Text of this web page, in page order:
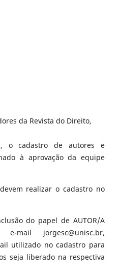
da Revista do Direito,
o cadastro de autores e
à aprovação da equipe
realizar o cadastro no
do papel de AUTOR/A
mail jorgesc@unisc.br,
utilizado no cadastro para
seja liberado na respectiva